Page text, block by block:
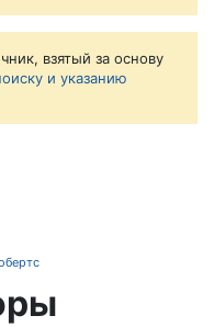
взятый за основу
и указанию